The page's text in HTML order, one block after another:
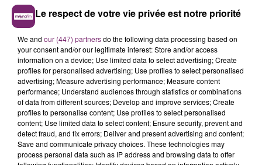
Le respect de votre vie privée est notre priorité
We and our (447) partnersdo the following data processing based on
your consent and/or our legitimate interest: Store and/or access
information on a device; Use limited data to select advertising; Create
profiles for personalised advertising; Use profiles to select personalised
advertising; Measure advertising performance; Measure content
performance; Understand audiences through statistics or combinations
of data from different sources; Develop and improve services; Create
profiles to personalise content; Use profiles to select personalised
content; Use limited data to select content; Ensure security, prevent and
detect fraud, and fix errors; Deliver and present advertising and content;
Save and communicate privacy choices. These technologies may
process personal data such as IP address and browsing data to offer